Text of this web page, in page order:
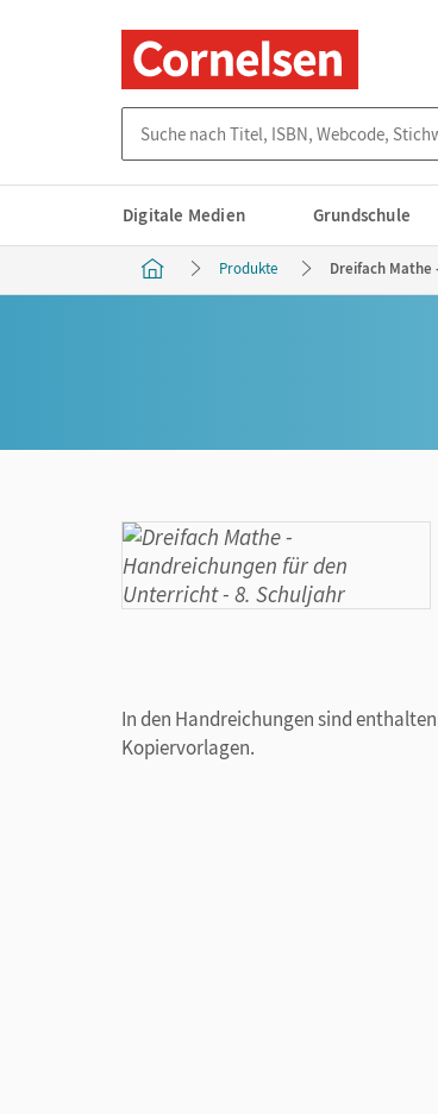
Digitale Medien Grundschule
Produkte Dreifach
In den Handreichungen sind
Kopiervorlagen.